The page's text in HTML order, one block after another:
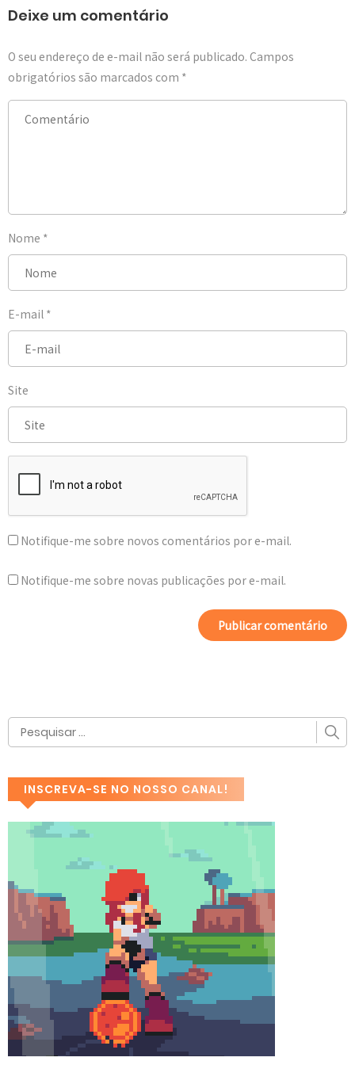
Deixe um comentário
O seu endereço de e-mail não será publicado. Campos
obrigatórios são marcados com *
Nome *
E-mail *
Site
Notifique-me sobre novos comentários por e-mail.
Notifique-me sobre novas publicações por e-mail.
INSCREVA-SE NO NOSSO CANAL!